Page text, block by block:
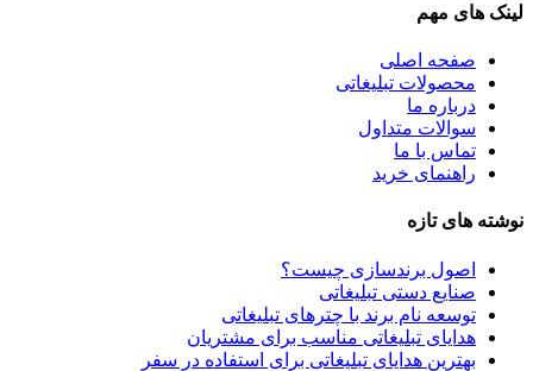
لینک های مهم
صفحه اصلی
محصولات تبلیغاتی
درباره ما
سوالات متداول
تماس با ما
راهنمای خرید
نوشته های تازه
اصول برندسازی چیست؟
صنایع دستی تبلیغاتی
توسعه نام برند با چترهای تبلیغاتی
هدایای تبلیغاتی مناسب برای مشتریان
بهترین هدایای تبلیغاتی برای استفاده در سفر